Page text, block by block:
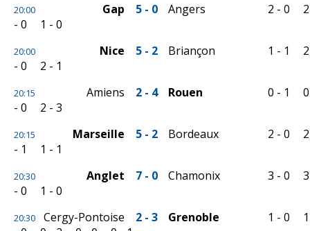
20:00 Gap 5 - 0 Angers 2 - 0
2
- 0
1 - 0
20:00 Nice 5 - 2 Briançon 1 - 1
2
- 0
2 - 1
20:15 Amiens 2 - 4 Rouen 0 - 1
0
- 0
2 - 3
20:15 Marseille 5 - 2 Bordeaux 2 - 0
2
- 1
1 - 1
20:30 Anglet 7 - 0 Chamonix 3 - 0
3
- 0
1 - 0
20:30 Cergy-Pontoise 2 - 3 Grenoble 1 - 0
1